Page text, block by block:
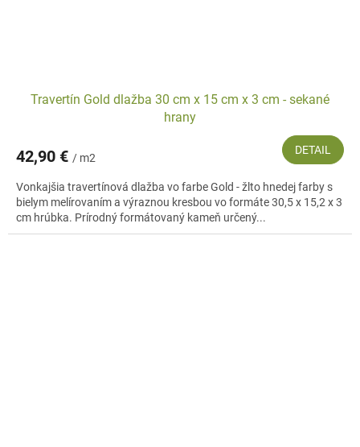
Travertín Gold dlažba 30 cm x 15 cm x 3 cm - sekané
hrany
42,90 € / m2
DETAIL
Vonkajšia travertínová dlažba vo farbe Gold - žlto hnedej farby s
bielym melírovaním a výraznou kresbou vo formáte 30,5 x 15,2 x 3
cm hrúbka. Prírodný formátovaný kameň určený...